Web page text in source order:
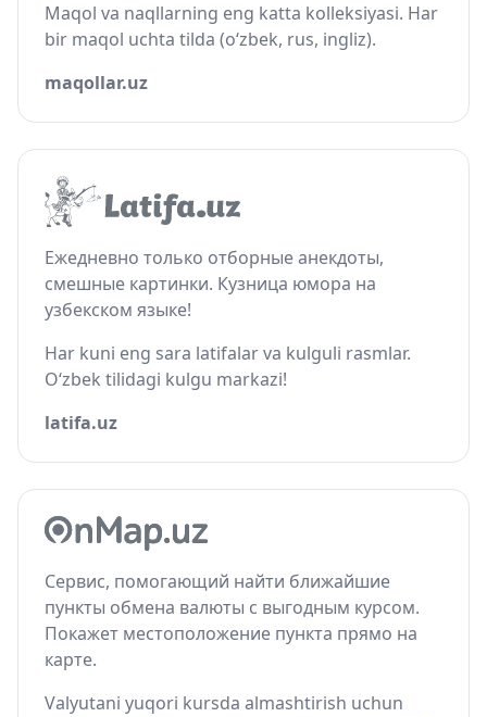
Maqol va naqllarning eng katta kolleksiyasi. Har
bir maqol uchta tilda (o‘zbek, rus, ingliz).
maqollar.uz
Ежедневно только отборные анекдоты,
смешные картинки. Кузница юмора на
узбекском языке!
Har kuni eng sara latifalar va kulguli rasmlar.
O‘zbek tilidagi kulgu markazi!
latifa.uz
Сервис, помогающий найти ближайшие
пункты обмена валюты с выгодным курсом.
Покажет местоположение пункта прямо на
карте.
Valyutani yuqori kursda almashtirish uchun